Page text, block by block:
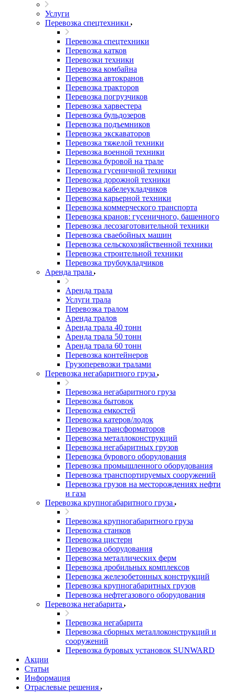
Услуги
Перевозка спецтехники
Перевозка спецтехники
Перевозка катков
Перевозки техники
Перевозка комбайна
Перевозка автокранов
Перевозка тракторов
Перевозка погрузчиков
Перевозка харвестера
Перевозка бульдозеров
Перевозка подъемников
Перевозка экскаваторов
Перевозка тяжелой техники
Перевозка военной техники
Перевозка буровой на трале
Перевозка гусеничной техники
Перевозка дорожной техники
Перевозка кабелеукладчиков
Перевозка карьерной техники
Перевозка коммерческого транспорта
Перевозка кранов: гусеничного, башенного
Перевозка лесозаготовительной техники
Перевозка сваебойных машин
Перевозка сельскохозяйственной техники
Перевозка строительной техники
Перевозка трубоукладчиков
Аренда трала
Аренда трала
Услуги трала
Перевозка тралом
Аренда тралов
Аренда трала 40 тонн
Аренда трала 50 тонн
Аренда трала 60 тонн
Перевозка контейнеров
Грузоперевозки тралами
Перевозка негабаритного груза
Перевозка негабаритного груза
Перевозка бытовок
Перевозка емкостей
Перевозка катеров/лодок
Перевозка трансформаторов
Перевозка металлоконструкций
Перевозка негабаритных грузов
Перевозка бурового оборудования
Перевозка промышленного оборудования
Перевозка транспортируемых сооружений
Перевозка грузов на месторождениях нефти
и газа
Перевозка крупногабаритного груза
Перевозка крупногабаритного груза
Перевозка станков
Перевозка цистерн
Перевозка оборудования
Перевозка металлических ферм
Перевозка дробильных комплексов
Перевозка железобетонных конструкций
Перевозка крупногабаритных грузов
Перевозка нефтегазового оборудования
Перевозка негабарита
Перевозка негабарита
Перевозка сборных металлоконструкций и
сооружений
Перевозка буровых установок SUNWARD
Акции
Статьи
Информация
Отраслевые решения